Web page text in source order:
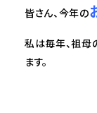
皆さん、今年の
私は毎年、祖母
ます。